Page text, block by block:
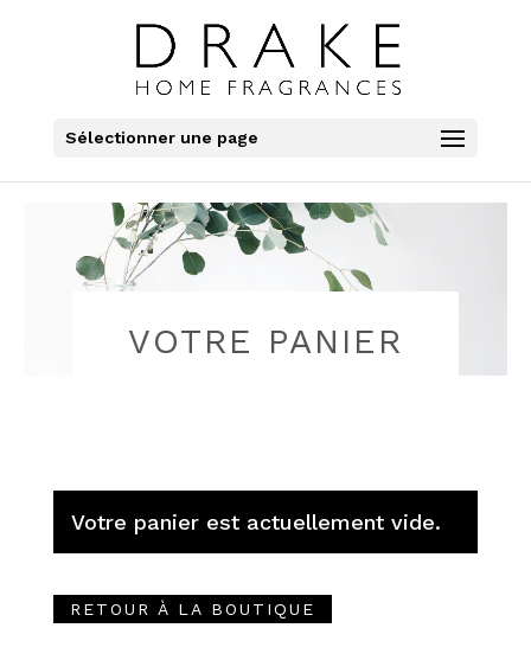
Sélectionner une page
VOTRE PANIER
Votre panier est actuellement vide.
RETOUR À LA BOUTIQUE